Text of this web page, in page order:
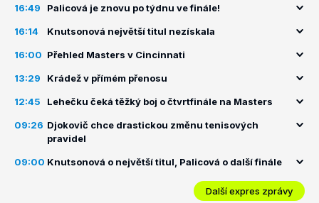
16:49 Palicová je znovu po týdnu ve finále!
16:14 Knutsonová největší titul nezískala
16:00 Přehled Masters v Cincinnati
13:29 Krádež v přímém přenosu
12:45 Lehečku čeká těžký boj o čtvrtfinále na Masters
09:26 Djokovič chce drastickou změnu tenisových
pravidel
09:00 Knutsonová o největší titul, Palicová o další finále
Další expres zprávy